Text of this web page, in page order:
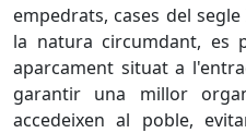
empedrats, cases del
la natura circumdant, es
aparcament situat a
garantir una millor
accedeixen al poble,